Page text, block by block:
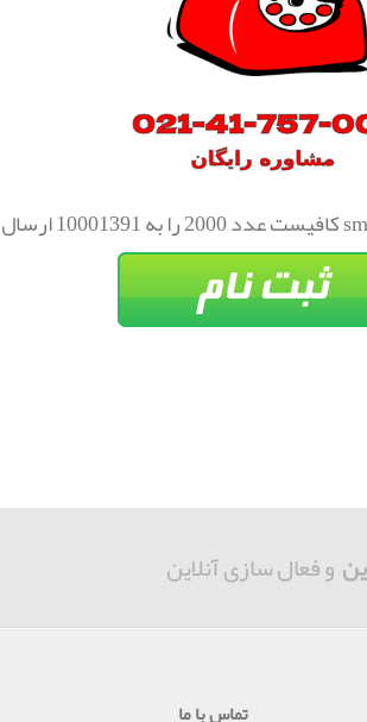
و فعال سازی آنلاین
تماس با ما